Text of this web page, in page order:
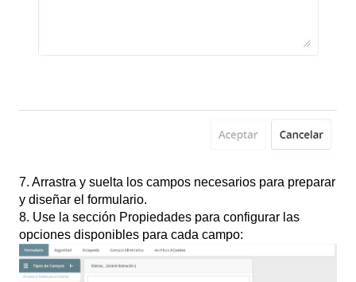
7. Arrastra y suelta los campos necesarios para preparar
y diseñar el formulario.
8. Use la sección Propiedades para configurar las
opciones disponibles para cada campo: